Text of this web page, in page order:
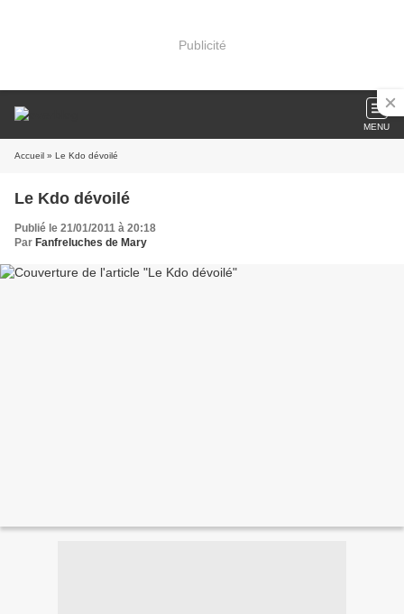
Publicité
MENU
Accueil » Le Kdo dévoilé
Le Kdo dévoilé
Publié le 21/01/2011 à 20:18
Par Fanfreluches de Mary